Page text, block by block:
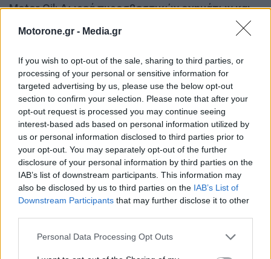
Motorone.gr - Media.gr
If you wish to opt-out of the sale, sharing to third parties, or
processing of your personal or sensitive information for
targeted advertising by us, please use the below opt-out
section to confirm your selection. Please note that after your
opt-out request is processed you may continue seeing
interest-based ads based on personal information utilized by
us or personal information disclosed to third parties prior to
your opt-out. You may separately opt-out of the further
disclosure of your personal information by third parties on the
IAB’s list of downstream participants. This information may
also be disclosed by us to third parties on the IAB’s List of
Downstream Participants that may further disclose it to other
Personal Data Processing Opt Outs
Motor Oil: Δωρεά πυροσβεστικών οχημάτων και
Δείτε Video από τη γραμμή…